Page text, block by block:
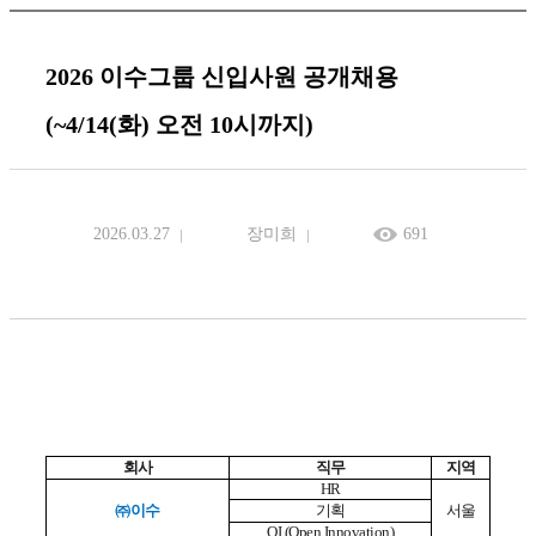
2026 이수그룹 신입사원 공개채용
(~4/14(화) 오전 10시까지)
2026.03.27 장미희 691
회사 직무 지역
㈜이수
HR
서울
기획
OI (Open Innovation)